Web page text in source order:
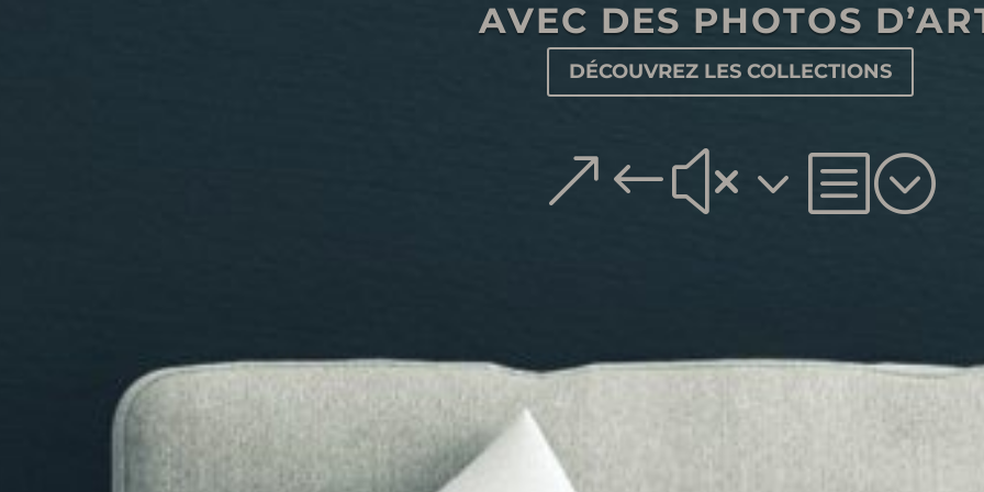
AVEC DES PHOTOS
DÉCOUVREZ LES COLLECTIONS
&#x3b;